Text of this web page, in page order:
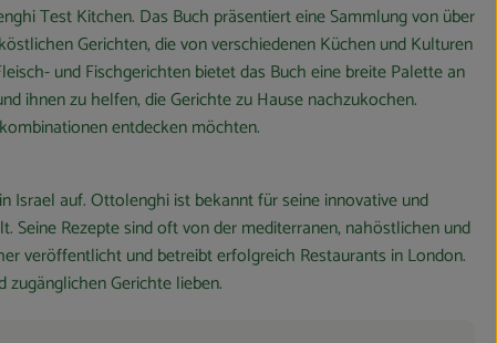
Test Kitchen. Das Buch präsentiert eine Sammlung von über
Gerichten, die von verschiedenen Küchen und Kulturen
und Fischgerichten bietet das Buch eine breite Palette an
ihnen zu helfen, die Gerichte zu Hause nachzukochen.
entdecken möchten.
Israel auf. Ottolenghi ist bekannt für seine innovative und
Seine Rezepte sind oft von der mediterranen, nahöstlichen und
veröffentlicht und betreibt erfolgreich Restaurants in London.
Gerichte lieben.